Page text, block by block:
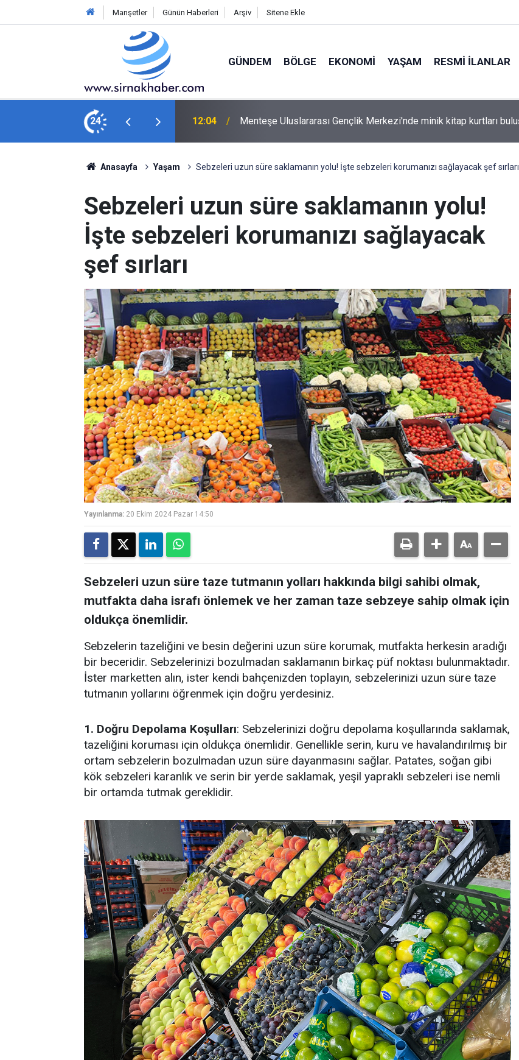
Manşetler Günün Haberleri Arşiv Sitene Ekle
GÜNDEM BÖLGE EKONOMI YAŞAM RESMI İLANLAR
24
minik kitap kurtları buluştu 11:01 Şırnak’ta Büyük TEKNOFEST Finali: Selçuk Bayraktar Geliyor
Anasayfa Yaşam Sebzeleri uzun süre saklamanın yolu! İşte sebzeleri korumanızı sağlayacak şef sırları
Sebzeleri uzun süre saklamanın yolu!
İşte sebzeleri korumanızı sağlayacak
şef sırları
Yayınlanma: 20 Ekim 2024 Pazar 14:50
Sebzeleri uzun süre taze tutmanın yolları hakkında bilgi sahibi olmak,
mutfakta daha israfı önlemek ve her zaman taze sebzeye sahip olmak için
oldukça önemlidir.
Sebzelerin tazeliğini ve besin değerini uzun süre korumak, mutfakta herkesin aradığı
bir beceridir. Sebzelerinizi bozulmadan saklamanın birkaç püf noktası bulunmaktadır.
İster marketten alın, ister kendi bahçenizden toplayın, sebzelerinizi uzun süre taze
tutmanın yollarını öğrenmek için doğru yerdesiniz.
1. Doğru Depolama Koşulları: Sebzelerinizi doğru depolama koşullarında saklamak,
tazeliğini koruması için oldukça önemlidir. Genellikle serin, kuru ve havalandırılmış bir
ortam sebzelerin bozulmadan uzun süre dayanmasını sağlar. Patates, soğan gibi
kök sebzeleri karanlık ve serin bir yerde saklamak, yeşil yapraklı sebzeleri ise nemli
bir ortamda tutmak gereklidir.